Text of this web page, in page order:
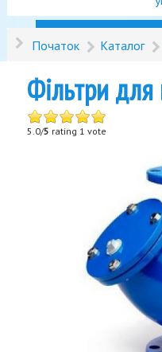
Початок Каталог
Фільтри
5.0/5 rating 1 vote